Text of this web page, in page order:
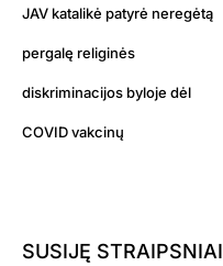
JAV katalikė patyrė neregėtą
pergalę religinės
diskriminacijos byloje dėl
COVID vakcinų
SUSIJĘ STRAIPSNIAI